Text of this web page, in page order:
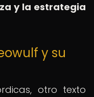
y la estrategia
y su
otro texto